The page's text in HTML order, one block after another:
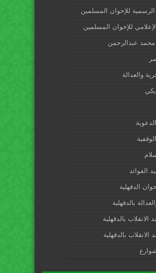
الرسمية للإخوان المسلمين
للإخوان المسلمين
عبدالرحمن
والعدالة
الفوائد
الدقهلية
بالدقهلية
بالدقهلية
بالدقهلية